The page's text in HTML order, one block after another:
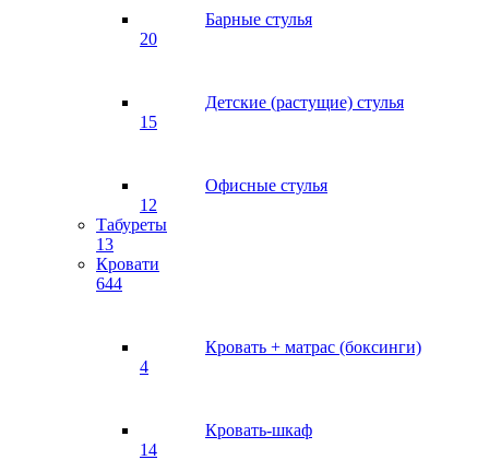
Барные стулья
20
Детские (растущие) стулья
15
Офисные стулья
12
Табуреты
13
Кровати
644
Кровать + матрас (боксинги)
4
Кровать-шкаф
14